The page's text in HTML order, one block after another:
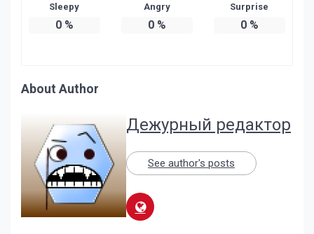
Sleepy
0%
Angry
0%
Surprise
0%
About Author
Дежурный редактор
See author's posts